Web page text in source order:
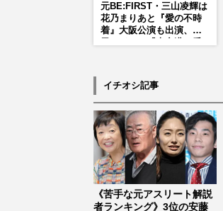
元BE:FIRST・三山凌輝は
花乃まりあと『愛の不時
着』大阪公演も出演、趣
イチオシ記事
《苦手な元アスリート解説
者ランキング》3位の安藤